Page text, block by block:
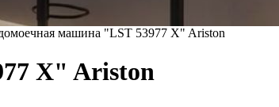
машина "LST 53977 X" Ariston
X" Ariston